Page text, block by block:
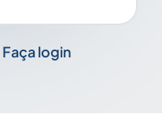
Faça login